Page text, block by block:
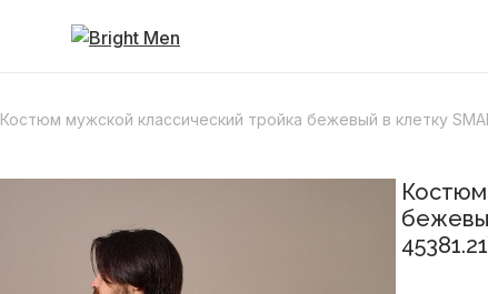
Костюм мужской классический тройка бежевый в клетку
Костюм